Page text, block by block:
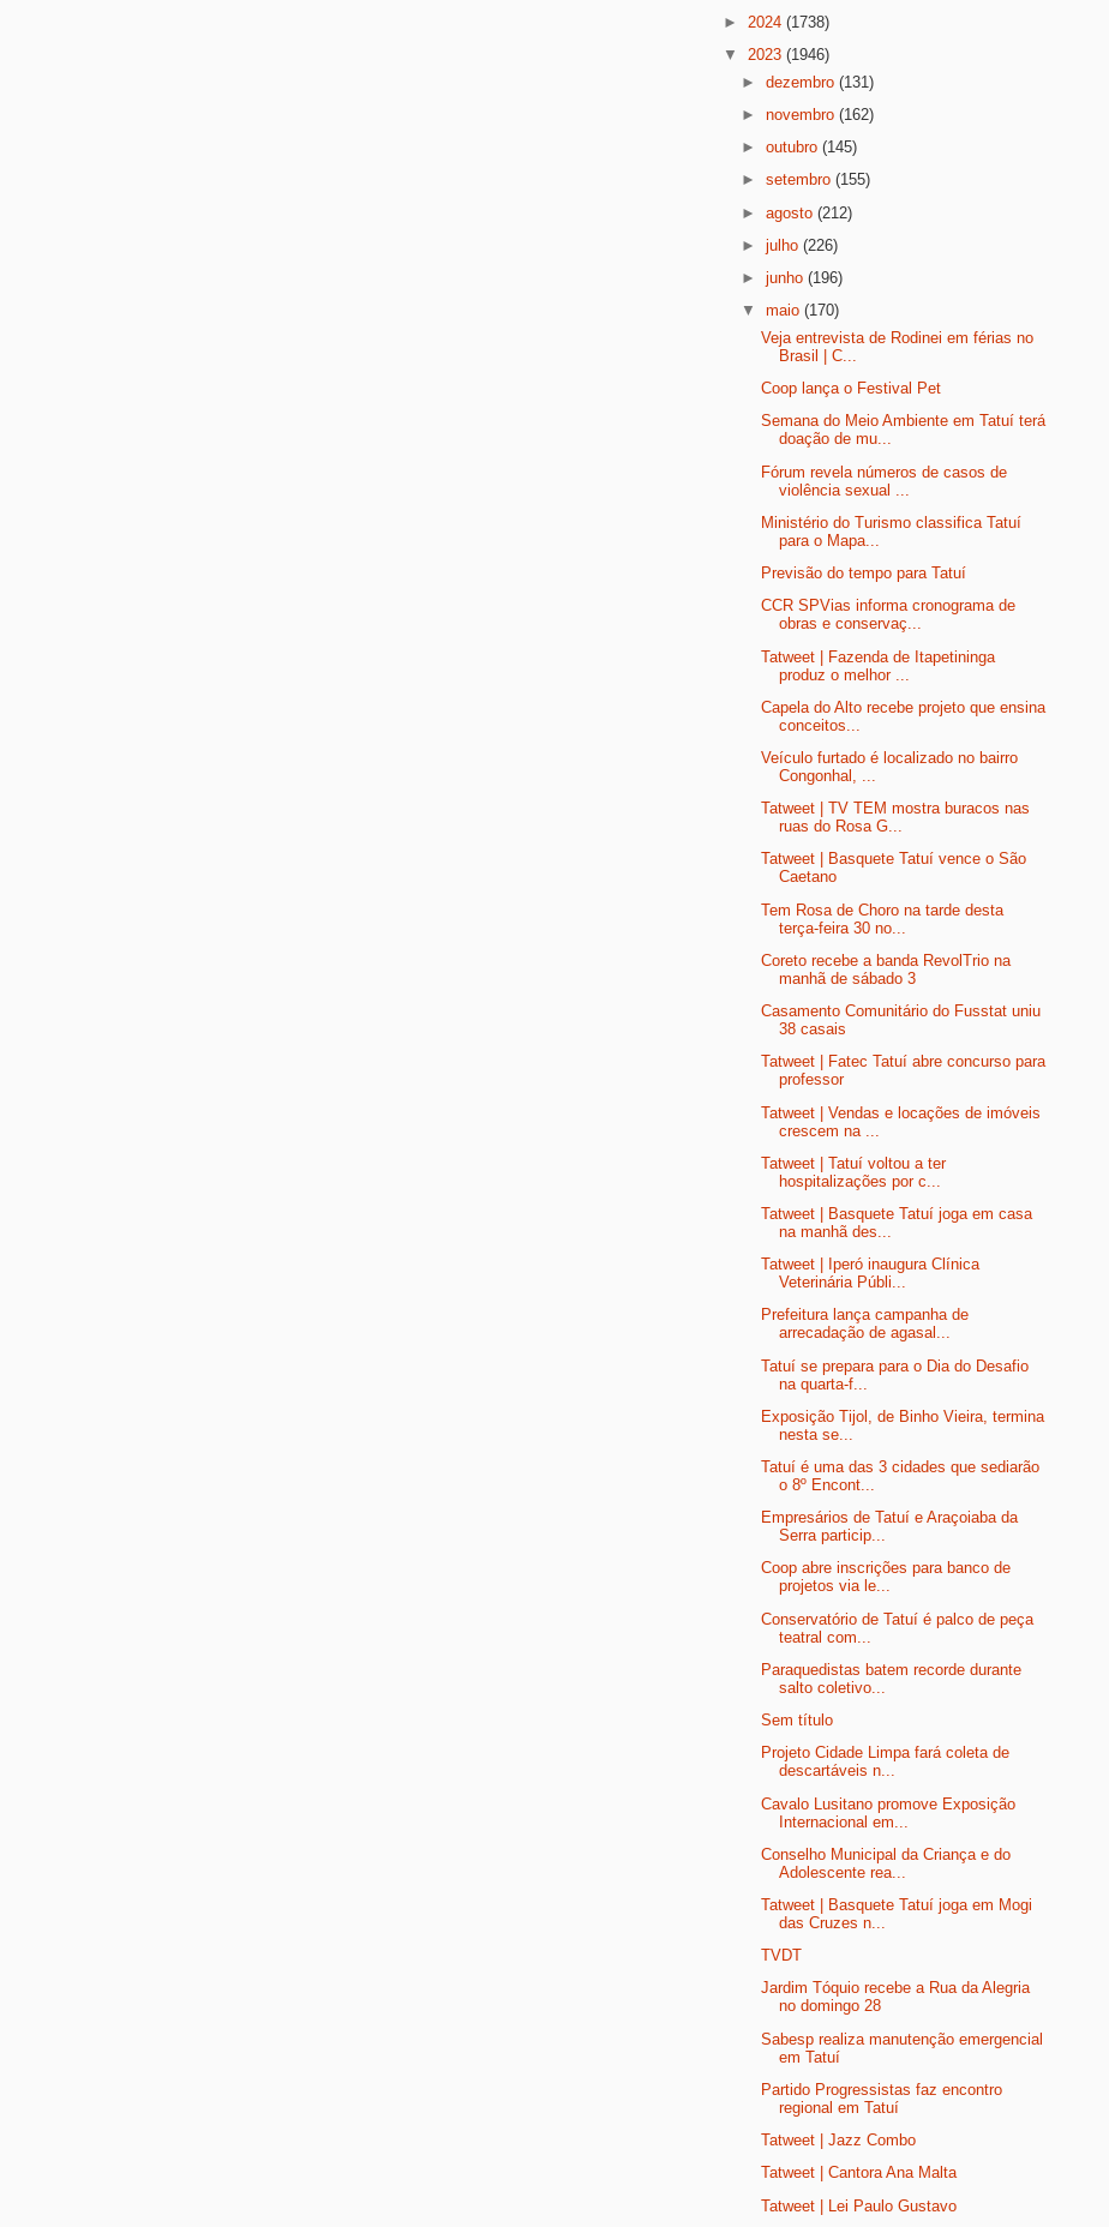
► 2024 (1738)
▼ 2023 (1946)
►dezembro(131)
►novembro(162)
►outubro(145)
►setembro(155)
►agosto(212)
►julho(226)
►junho(196)
▼maio(170)
Veja entrevista de Rodinei em férias no
Brasil | C...
Coop lança o Festival Pet
Semana do Meio Ambiente em Tatuí terá
doação de mu...
Fórum revela números de casos de
violência sexual ...
Ministério do Turismo classifica Tatuí
para o Mapa...
Previsão do tempo para Tatuí
CCR SPVias informa cronograma de
obras e conservaç...
Tatweet | Fazenda de Itapetininga
produz o melhor ...
Capela do Alto recebe projeto que ensina
conceitos...
Veículo furtado é localizado no bairro
Congonhal, ...
Tatweet | TV TEM mostra buracos nas
ruas do Rosa G...
Tatweet | Basquete Tatuí vence o São
Caetano
Tem Rosa de Choro na tarde desta
terça-feira 30 no...
Coreto recebe a banda RevolTrio na
manhã de sábado 3
Casamento Comunitário do Fusstat uniu
38 casais
Tatweet | Fatec Tatuí abre concurso para
professor
Tatweet | Vendas e locações de imóveis
crescem na ...
Tatweet | Tatuí voltou a ter
hospitalizações por c...
Tatweet | Basquete Tatuí joga em casa
na manhã des...
Tatweet | Iperó inaugura Clínica
Veterinária Públi...
Prefeitura lança campanha de
arrecadação de agasal...
Tatuí se prepara para o Dia do Desafio
na quarta-f...
Exposição Tijol, de Binho Vieira, termina
nesta se...
Tatuí é uma das 3 cidades que sediarão
o 8º Encont...
Empresários de Tatuí e Araçoiaba da
Serra particip...
Coop abre inscrições para banco de
projetos via le...
Conservatório de Tatuí é palco de peça
teatral com...
Paraquedistas batem recorde durante
salto coletivo...
Sem título
Projeto Cidade Limpa fará coleta de
descartáveis n...
Cavalo Lusitano promove Exposição
Internacional em...
Conselho Municipal da Criança e do
Adolescente rea...
Tatweet | Basquete Tatuí joga em Mogi
das Cruzes n...
TVDT
Jardim Tóquio recebe a Rua da Alegria
no domingo 28
Sabesp realiza manutenção emergencial
em Tatuí
Partido Progressistas faz encontro
regional em Tatuí
Tatweet | Jazz Combo
Tatweet | Cantora Ana Malta
Tatweet | Lei Paulo Gustavo